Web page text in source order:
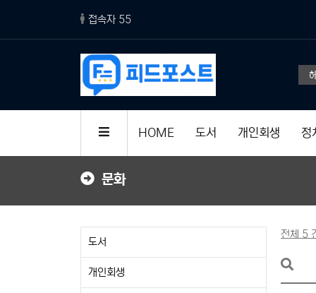
접속자 55
HOME 도서 개인회생 정
문화
도서
개인회생
전체 5